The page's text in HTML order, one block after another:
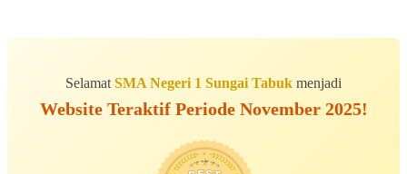
Selamat SMA Negeri 1 Sungai Tabuk menjadi
Website Teraktif Periode November 2025!